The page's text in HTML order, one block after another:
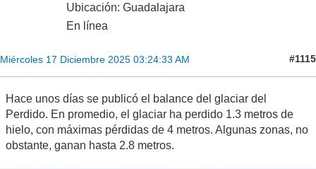
Ubicación: Guadalajara
En línea
Miércoles 17 Diciembre 2025 03:24:33 AM #1115
Hace unos días se publicó el balance del glaciar del
Perdido. En promedio, el glaciar ha perdido 1.3 metros de
hielo, con máximas pérdidas de 4 metros. Algunas zonas, no
obstante, ganan hasta 2.8 metros.